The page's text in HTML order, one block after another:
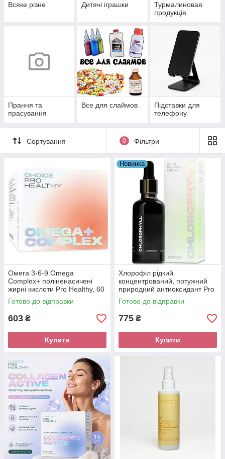
Всяке різне Дитячі іграшки
Турмалиновая
продукція
Прання та
прасування
Все для слаймов
Підставки для
телефону
Сортування 0 Фільтри
Омега 3-6-9 Omega
Complex+ поліненасичені
жирні кислоти Pro Healthy, 60
капсул
Готово до відправки
603 ₴
Купити
Новинка
Хлорофіл рідкий
концентрований, потужний
природний антиоксидант Pro
Healthy, 50мл
Готово до відправки
775 ₴
Купити